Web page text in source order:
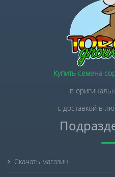
Купить семена
в
с доставкой в
Скачать магазин